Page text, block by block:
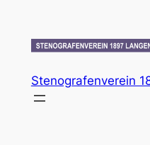
springen
Stenografenverein